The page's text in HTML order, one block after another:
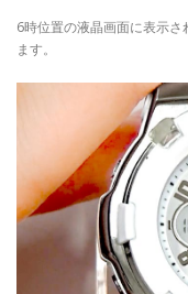
6時位置の液晶画面に表示
ます。